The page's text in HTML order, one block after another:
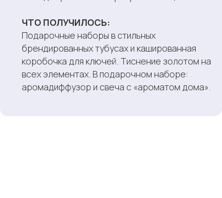
ЧТО ПОЛУЧИЛОСЬ:
Подарочные наборы в стильных
брендированных тубусах и кашированная
коробочка для ключей. Тиснение золотом на
всех элементах. В подарочном наборе:
аромадиффузор и свеча с «ароматом дома».